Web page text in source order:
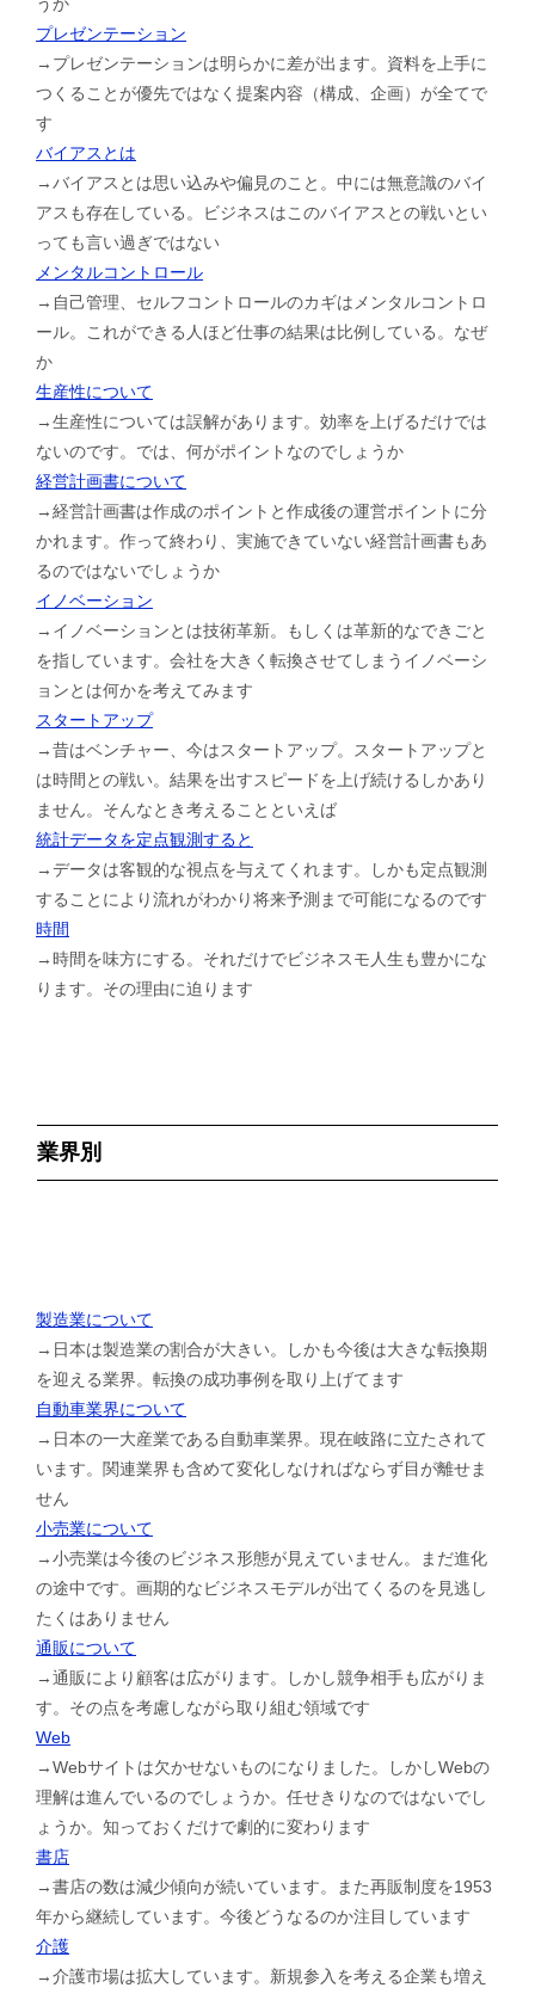
プレゼンテーション
→プレゼンテーションは明らかに差が出ます。資料を上手に
つくることが優先ではなく提案内容（構成、企画）が全てで
す
バイアスとは
→バイアスとは思い込みや偏見のこと。中には無意識のバイ
アスも存在している。ビジネスはこのバイアスとの戦いとい
っても言い過ぎではない
メンタルコントロール
→自己管理、セルフコントロールのカギはメンタルコントロ
ール。これができる人ほど仕事の結果は比例している。なぜ
か
生産性について
→生産性については誤解があります。効率を上げるだけでは
ないのです。では、何がポイントなのでしょうか
経営計画書について
→経営計画書は作成のポイントと作成後の運営ポイントに分
かれます。作って終わり、実施できていない経営計画書もあ
るのではないでしょうか
イノベーション
→イノベーションとは技術革新。もしくは革新的なできごと
を指しています。会社を大きく転換させてしまうイノベーシ
ョンとは何かを考えてみます
スタートアップ
→昔はベンチャー、今はスタートアップ。スタートアップと
は時間との戦い。結果を出すスピードを上げ続けるしかあり
ません。そんなとき考えることといえば
統計データを定点観測すると
→データは客観的な視点を与えてくれます。しかも定点観測
することにより流れがわかり将来予測まで可能になるのです
時間
→時間を味方にする。それだけでビジネスモ人生も豊かにな
ります。その理由に迫ります
業界別
製造業について
→日本は製造業の割合が大きい。しかも今後は大きな転換期
を迎える業界。転換の成功事例を取り上げてます
自動車業界について
→日本の一大産業である自動車業界。現在岐路に立たされて
います。関連業界も含めて変化しなければならず目が離せま
せん
小売業について
→小売業は今後のビジネス形態が見えていません。まだ進化
の途中です。画期的なビジネスモデルが出てくるのを見逃し
たくはありません
通販について
→通販により顧客は広がります。しかし競争相手も広がりま
す。その点を考慮しながら取り組む領域です
Web
→Webサイトは欠かせないものになりました。しかしWebの
理解は進んでいるのでしょうか。任せきりなのではないでし
ょうか。知っておくだけで劇的に変わります
書店
→書店の数は減少傾向が続いています。また再販制度を1953
年から継続しています。今後どうなるのか注目しています
介護
→介護市場は拡大しています。新規参入を考える企業も増え